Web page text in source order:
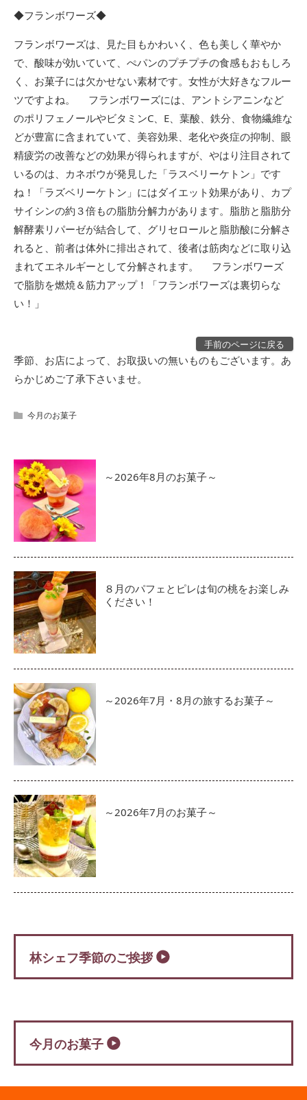
◆フランボワーズ◆
フランボワーズは、見た目もかわいく、色も美しく華やか
で、酸味が効いていて、ぺパンのプチプチの食感もおもしろ
く、お菓子には欠かせない素材です。女性が大好きなフルー
ツですよね。 フランボワーズには、アントシアニンなど
のポリフェノールやビタミンC、E、葉酸、鉄分、食物繊維な
どが豊富に含まれていて、美容効果、老化や炎症の抑制、眼
精疲労の改善などの効果が得られますが、やはり注目されて
いるのは、カネボウが発見した「ラスベリーケトン」です
ね！「ラズベリーケトン」にはダイエット効果があり、カプ
サイシンの約３倍もの脂肪分解力があります。脂肪と脂肪分
解酵素リパーゼが結合して、グリセロールと脂肪酸に分解さ
れると、前者は体外に排出されて、後者は筋肉などに取り込
まれてエネルギーとして分解されます。 フランボワーズ
で脂肪を燃焼＆筋力アップ！「フランボワーズは裏切らな
い！」
手前のページに戻る
季節、お店によって、お取扱いの無いものもございます。あ
らかじめご了承下さいませ。
今月のお菓子
～2026年8月のお菓子～
８月のパフェとピレは旬の桃をお楽しみ
ください！
～2026年7月・8月の旅するお菓子～
～2026年7月のお菓子～
林シェフ季節のご挨拶
今月のお菓子